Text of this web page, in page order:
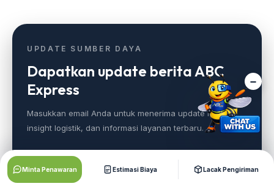
UPDATE SUMBER DAYA
Dapatkan update berita ABC
Express
Masukkan email Anda untuk menerima update news,
insight logistik, dan informasi layanan terbaru.
EMAIL
Minta Penawaran Estimasi Biaya Lacak Pengiriman